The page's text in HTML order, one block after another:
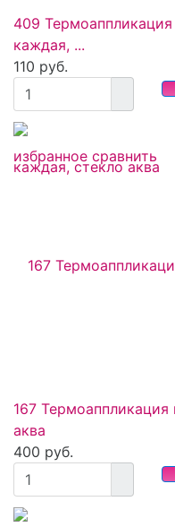
избранное сравнить
409
каждая, ...
110 руб.
167 Термоаппликация
аква
400 руб.